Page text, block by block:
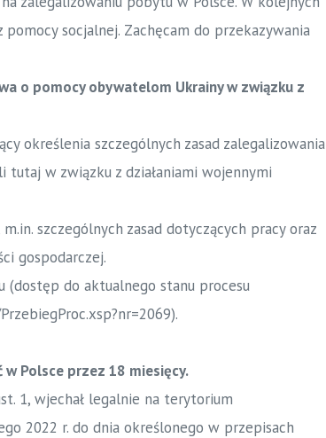
socjalnej. Zachęcam do przekazywania
o pomocy obywatelom Ukrainy w związku z
określenia szczególnych zasad zalegalizowania
w związku z działaniami wojennymi
szczególnych zasad dotyczących pracy oraz
gospodarczej.
(dostęp do aktualnego stanu procesu
).
Polsce przez 18 miesięcy.
1, wjechał legalnie na terytorium
2022 r. do dnia określonego w przepisach